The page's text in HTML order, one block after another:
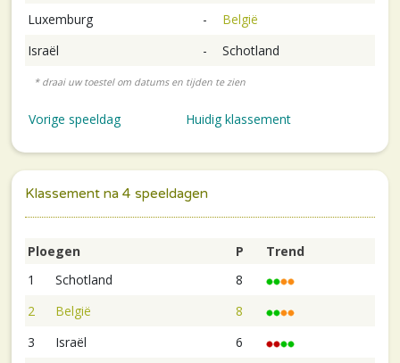
Luxemburg
-
België
Israël
- Schotland
Vorige speeldag Huidig klassement
Klassement na 4 speeldagen
Ploegen P
Trend
1
Schotland
8
2
België
8
3
Israël
6